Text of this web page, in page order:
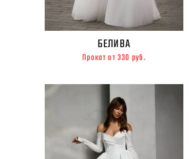
БЕЛИВА
Прокат от 330 руб.